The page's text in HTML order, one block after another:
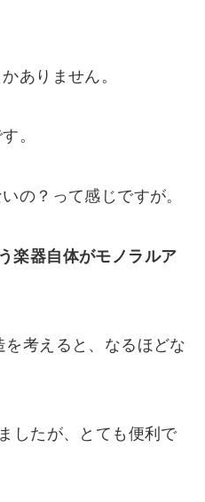
ありません。
。
の？って感じですが。
楽器自体がモノラルア
考えると、なるほどな
したが、とても便利で